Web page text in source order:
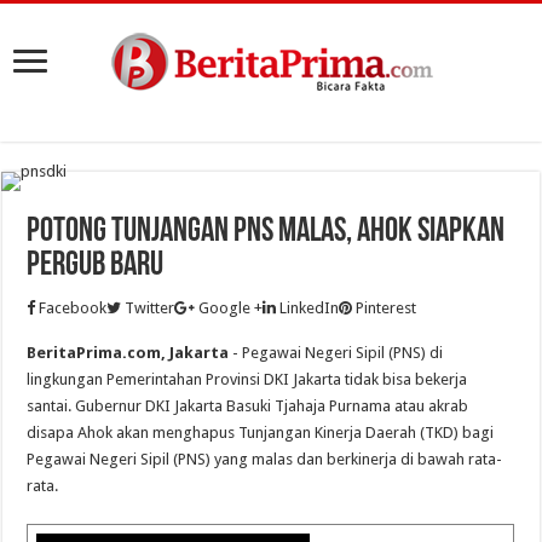
Potong Tunjangan PNS Malas, Ahok Siapkan
Pergub Baru
Facebook Twitter Google + LinkedIn Pinterest
BeritaPrima.com, Jakarta - Pegawai Negeri Sipil (PNS) di
lingkungan Pemerintahan Provinsi DKI Jakarta tidak bisa bekerja
santai. Gubernur DKI Jakarta Basuki Tjahaja Purnama atau akrab
disapa Ahok akan menghapus Tunjangan Kinerja Daerah (TKD) bagi
Pegawai Negeri Sipil (PNS) yang malas dan berkinerja di bawah rata-
rata.